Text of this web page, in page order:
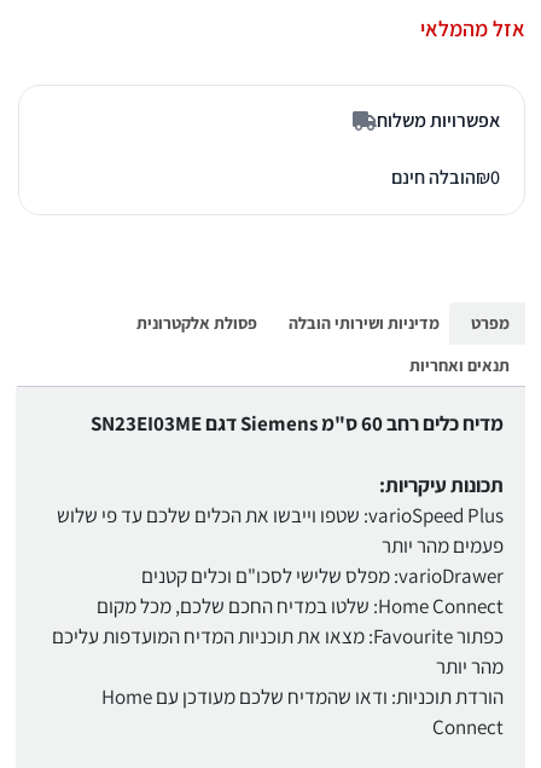
אזל מהמלאי
אפשרויות משלוח
₪0 הובלה חינם
מפרט מדיניות ושירותי הובלה
פסולת אלקטרונית
תנאים ואחריות
מדיח כלים רחב 60 ס"מ Siemens דגם SN23EI03ME
תכונות עיקריות:
varioSpeed Plus: שטפו וייבשו את הכלים שלכם עד פי שלוש
פעמים מהר יותר
varioDrawer: מפלס שלישי לסכו"ם וכלים קטנים
Home Connect: שלטו במדיח החכם שלכם, מכל מקום
כפתור Favourite: מצאו את תוכניות המדיח המועדפות עליכם
מהר יותר
הורדת תוכניות: ודאו שהמדיח שלכם מעודכן עם Home
Connect